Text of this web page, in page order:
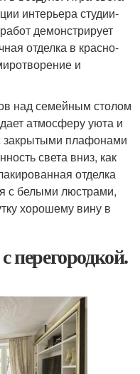
интерьера студии-
демонстрирует
отделка в красно-
и
над семейным столом
атмосферу уюта и
закрытыми плафонами
света вниз, как
отделка
с белыми люстрами,
хорошему вину в
перегородкой.